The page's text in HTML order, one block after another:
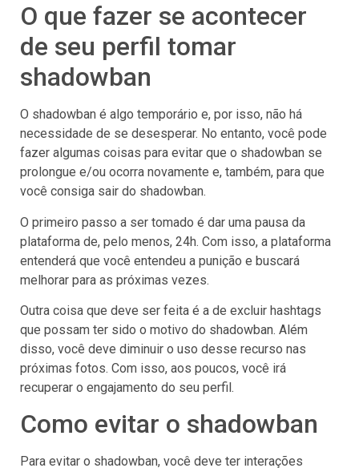
O que fazer se acontecer
de seu perfil tomar
shadowban
O shadowban é algo temporário e, por isso, não há
necessidade de se desesperar. No entanto, você pode
fazer algumas coisas para evitar que o shadowban se
prolongue e/ou ocorra novamente e, também, para que
você consiga sair do shadowban.
O primeiro passo a ser tomado é dar uma pausa da
plataforma de, pelo menos, 24h. Com isso, a plataforma
entenderá que você entendeu a punição e buscará
melhorar para as próximas vezes.
Outra coisa que deve ser feita é a de excluir hashtags
que possam ter sido o motivo do shadowban. Além
disso, você deve diminuir o uso desse recurso nas
próximas fotos. Com isso, aos poucos, você irá
recuperar o engajamento do seu perfil.
Como evitar o shadowban
Para evitar o shadowban, você deve ter interações